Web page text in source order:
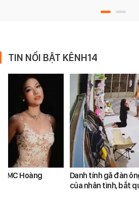
TIN NỔI BẬT KÊNH14
MC Hoàng
Danh tính gã đàn
của nhân tình, bắt